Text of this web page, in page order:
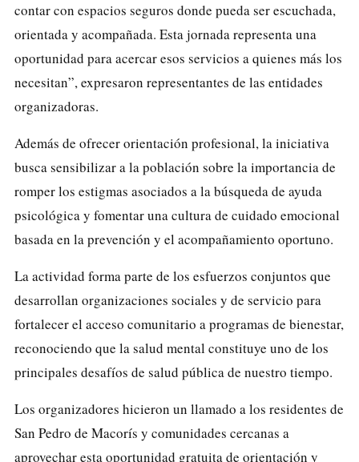
contar con espacios seguros donde pueda ser escuchada,
orientada y acompañada. Esta jornada representa una
oportunidad para acercar esos servicios a quienes más los
necesitan”, expresaron representantes de las entidades
organizadoras.
Además de ofrecer orientación profesional, la iniciativa
busca sensibilizar a la población sobre la importancia de
romper los estigmas asociados a la búsqueda de ayuda
psicológica y fomentar una cultura de cuidado emocional
basada en la prevención y el acompañamiento oportuno.
La actividad forma parte de los esfuerzos conjuntos que
desarrollan organizaciones sociales y de servicio para
fortalecer el acceso comunitario a programas de bienestar,
reconociendo que la salud mental constituye uno de los
principales desafíos de salud pública de nuestro tiempo.
Los organizadores hicieron un llamado a los residentes de
San Pedro de Macorís y comunidades cercanas a
aprovechar esta oportunidad gratuita de orientación y